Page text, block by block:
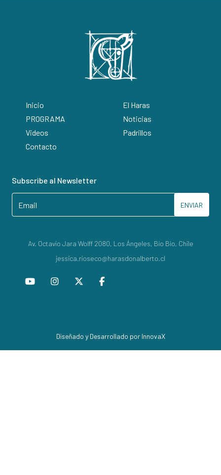
Inicio
El Haras
PROGRAMA
Noticias
Videos
Padrillos
Contacto
Subscribe al Newsletter
ENVIAR
Av. Octavio Jara Wolff 2080, Los Ángeles, Bío Bío, Chile
jessica.rioseco@harasdonalberto.cl
Diseñado y Desarrollado por InnovaX